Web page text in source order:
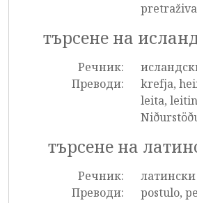
търсене на
Речник:
Преводи:
krefja,
leita,
търсене на
Речник:
латински
Преводи:
postulo,